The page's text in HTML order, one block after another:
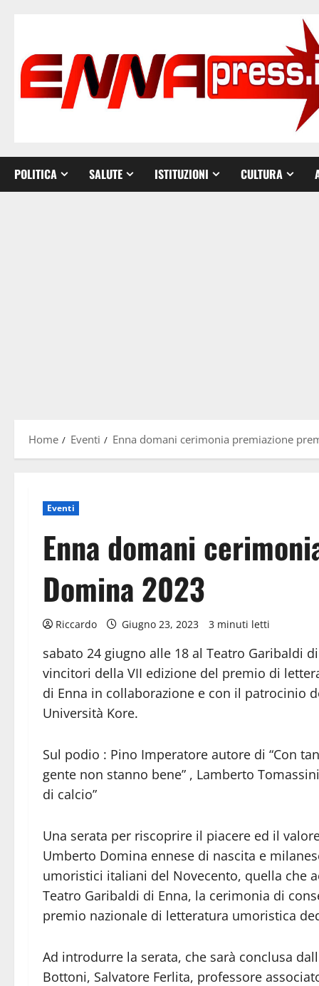
POLITICA SALUTE ISTITUZIONI CULTURA
Home Eventi Enna domani cerimonia premiazione
Eventi
Enna domani
Domina 2023
Riccardo Giugno 23, 2023 3 minuti letti
sabato 24 giugno alle 18 al Teatro Garibaldi
vincitori della VII edizione del premio di
di Enna in collaborazione e con il patrocinio
Università Kore.
Sul podio : Pino Imperatore autore di “Con
gente non stanno bene” , Lamberto
di calcio”
Una serata per riscoprire il piacere ed il
Umberto Domina ennese di nascita e
umoristici italiani del Novecento, quella che
Teatro Garibaldi di Enna, la cerimonia di
premio nazionale di letteratura umoristica
Ad introdurre la serata, che sarà conclusa
Bottoni, Salvatore Ferlita, professore